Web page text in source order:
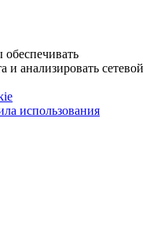
и анализировать сетевой
использования